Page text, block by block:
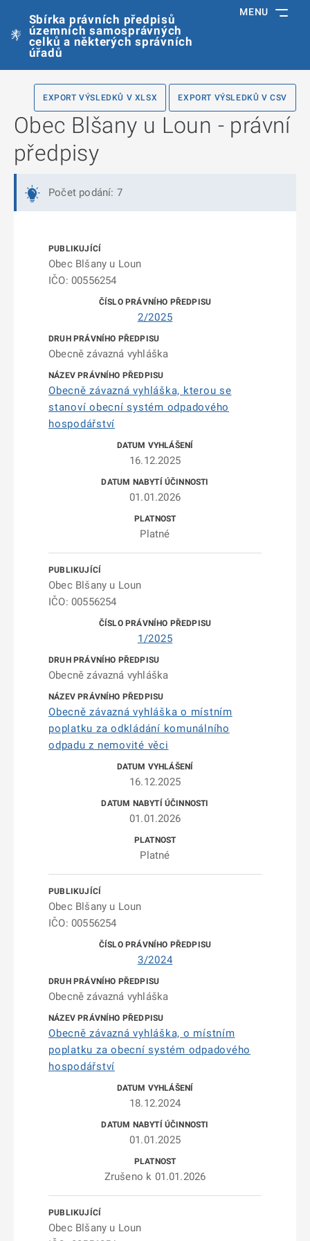
Sbírka právních předpisů
územních samosprávných
celků a některých správních
úřadů
MENU
EXPORT VÝSLEDKŮ V XLSX EXPORT VÝSLEDKŮ V CSV
Obec Blšany u Loun - právní
předpisy
Počet podání: 7
Obec Blšany u Loun
IČO: 00556254
2/2025
Obecně závazná vyhláška
Obecně závazná vyhláška, kterou se
stanoví obecní systém odpadového
hospodářství
16.12.2025
01.01.2026
Platné
Obec Blšany u Loun
IČO: 00556254
1/2025
Obecně závazná vyhláška
Obecně závazná vyhláška o místním
poplatku za odkládání komunálního
odpadu z nemovité věci
16.12.2025
01.01.2026
Platné
Obec Blšany u Loun
IČO: 00556254
3/2024
Obecně závazná vyhláška
Obecně závazná vyhláška, o místním
poplatku za obecní systém odpadového
hospodářství
18.12.2024
01.01.2025
Zrušeno k 01.01.2026
Obec Blšany u Loun